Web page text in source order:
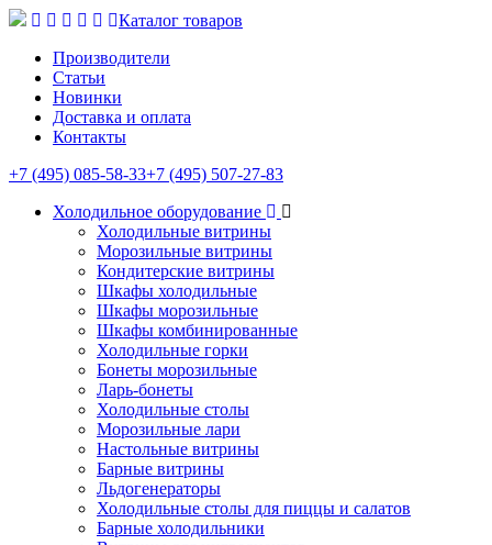
Каталог товаров
Производители
Статьи
Новинки
Доставка и оплата
Контакты
+7 (495) 085-58-33+7 (495) 507-27-83
Холодильное оборудование
Холодильные витрины
Морозильные витрины
Кондитерские витрины
Шкафы холодильные
Шкафы морозильные
Шкафы комбинированные
Холодильные горки
Бонеты морозильные
Ларь-бонеты
Холодильные столы
Морозильные лари
Настольные витрины
Барные витрины
Льдогенераторы
Холодильные столы для пиццы и салатов
Барные холодильники